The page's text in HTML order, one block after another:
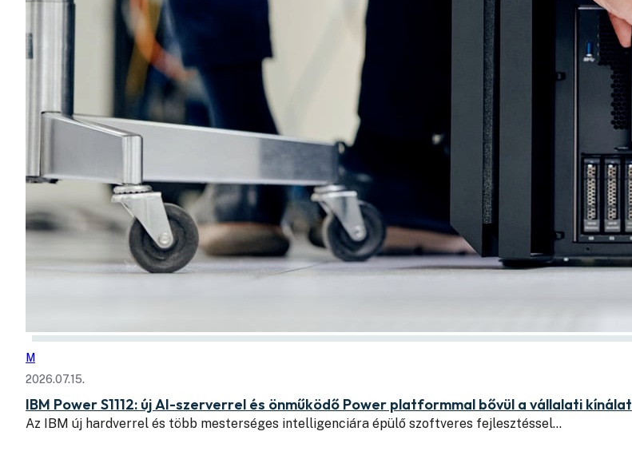
M
2026.07.15.
IBM Power S1112: új AI-szerverrel és önműködő Power platformmal bővül a vállalati kínálat
Az IBM új hardverrel és több mesterséges intelligenciára épülő szoftveres fejlesztéssel…